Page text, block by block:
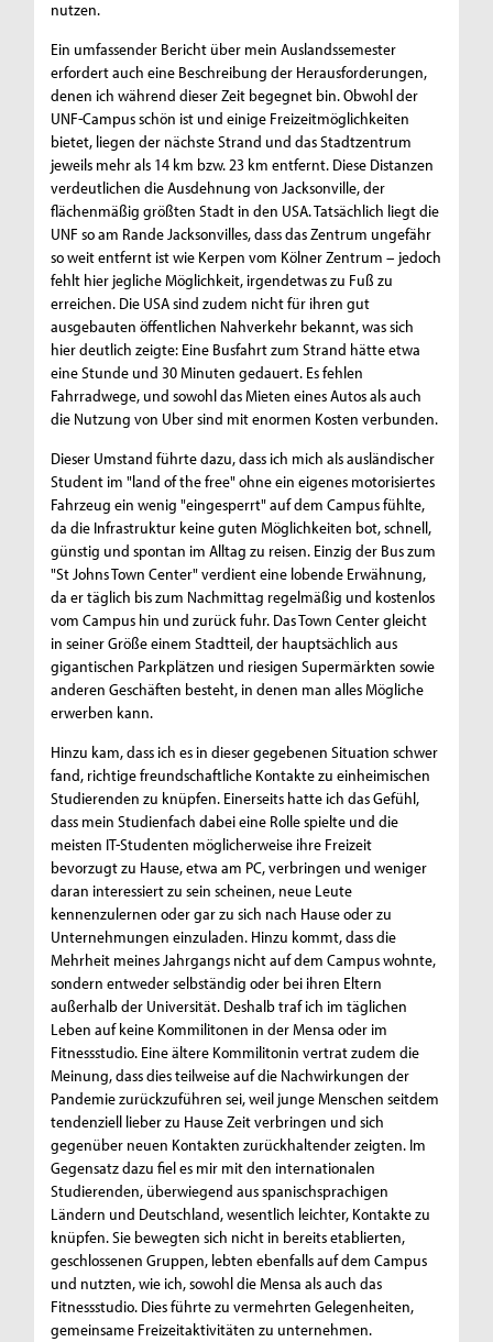
nutzen.
Ein umfassender Bericht über mein Auslandssemester
erfordert auch eine Beschreibung der Herausforderungen,
denen ich während dieser Zeit begegnet bin. Obwohl der
UNF-Campus schön ist und einige Freizeitmöglichkeiten
bietet, liegen der nächste Strand und das Stadtzentrum
jeweils mehr als 14 km bzw. 23 km entfernt. Diese Distanzen
verdeutlichen die Ausdehnung von Jacksonville, der
flächenmäßig größten Stadt in den USA. Tatsächlich liegt die
UNF so am Rande Jacksonvilles, dass das Zentrum ungefähr
so weit entfernt ist wie Kerpen vom Kölner Zentrum – jedoch
fehlt hier jegliche Möglichkeit, irgendetwas zu Fuß zu
erreichen. Die USA sind zudem nicht für ihren gut
ausgebauten öffentlichen Nahverkehr bekannt, was sich
hier deutlich zeigte: Eine Busfahrt zum Strand hätte etwa
eine Stunde und 30 Minuten gedauert. Es fehlen
Fahrradwege, und sowohl das Mieten eines Autos als auch
die Nutzung von Uber sind mit enormen Kosten verbunden.
Dieser Umstand führte dazu, dass ich mich als ausländischer
Student im "land of the free" ohne ein eigenes motorisiertes
Fahrzeug ein wenig "eingesperrt" auf dem Campus fühlte,
da die Infrastruktur keine guten Möglichkeiten bot, schnell,
günstig und spontan im Alltag zu reisen. Einzig der Bus zum
"St Johns Town Center" verdient eine lobende Erwähnung,
da er täglich bis zum Nachmittag regelmäßig und kostenlos
vom Campus hin und zurück fuhr. Das Town Center gleicht
in seiner Größe einem Stadtteil, der hauptsächlich aus
gigantischen Parkplätzen und riesigen Supermärkten sowie
anderen Geschäften besteht, in denen man alles Mögliche
erwerben kann.
Hinzu kam, dass ich es in dieser gegebenen Situation schwer
fand, richtige freundschaftliche Kontakte zu einheimischen
Studierenden zu knüpfen. Einerseits hatte ich das Gefühl,
dass mein Studienfach dabei eine Rolle spielte und die
meisten IT-Studenten möglicherweise ihre Freizeit
bevorzugt zu Hause, etwa am PC, verbringen und weniger
daran interessiert zu sein scheinen, neue Leute
kennenzulernen oder gar zu sich nach Hause oder zu
Unternehmungen einzuladen. Hinzu kommt, dass die
Mehrheit meines Jahrgangs nicht auf dem Campus wohnte,
sondern entweder selbständig oder bei ihren Eltern
außerhalb der Universität. Deshalb traf ich im täglichen
Leben auf keine Kommilitonen in der Mensa oder im
Fitnessstudio. Eine ältere Kommilitonin vertrat zudem die
Meinung, dass dies teilweise auf die Nachwirkungen der
Pandemie zurückzuführen sei, weil junge Menschen seitdem
tendenziell lieber zu Hause Zeit verbringen und sich
gegenüber neuen Kontakten zurückhaltender zeigten. Im
Gegensatz dazu fiel es mir mit den internationalen
Studierenden, überwiegend aus spanischsprachigen
Ländern und Deutschland, wesentlich leichter, Kontakte zu
knüpfen. Sie bewegten sich nicht in bereits etablierten,
geschlossenen Gruppen, lebten ebenfalls auf dem Campus
und nutzten, wie ich, sowohl die Mensa als auch das
Fitnessstudio. Dies führte zu vermehrten Gelegenheiten,
gemeinsame Freizeitaktivitäten zu unternehmen.